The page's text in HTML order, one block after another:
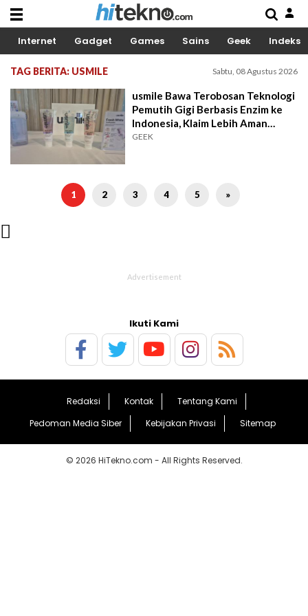
Internet Gadget Games Sains Geek Indeks
TAG BERITA: USMILE Sabtu, 08 Agustus 2026
usmile Bawa Terobosan Teknologi
Pemutih Gigi Berbasis Enzim ke
Indonesia, Klaim Lebih Aman
untuk Enamel
GEEK
1 2 3 4 5 »

Ikuti Kami
Redaksi Kontak
Tentang Kami
Pedoman Media Siber
Kebijakan Privasi Sitemap
© 2026 HiTekno.com - All Rights Reserved.